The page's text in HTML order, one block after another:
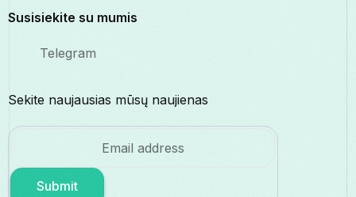
Susisiekite su mumis
Telegram
Sekite naujausias mūsų naujienas
Submit